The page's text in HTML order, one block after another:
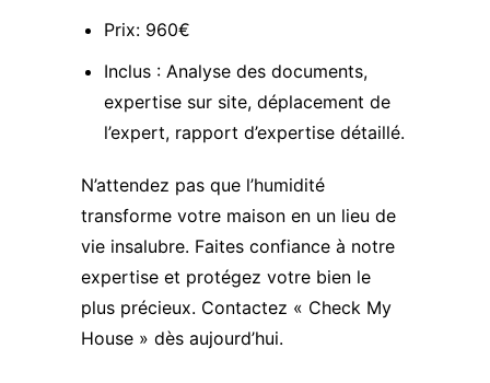
Prix: 960€
Inclus : Analyse des documents,
expertise sur site, déplacement de
l’expert, rapport d’expertise détaillé.
N’attendez pas que l’humidité
transforme votre maison en un lieu de
vie insalubre. Faites confiance à notre
expertise et protégez votre bien le
plus précieux. Contactez « Check My
House » dès aujourd’hui.